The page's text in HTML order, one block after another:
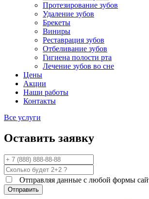
Протезирование зубов
Удаление зубов
Брекеты
Виниры
Реставрация зубов
Отбеливание зубов
Гигиена полости рта
Лечение зубов во сне
Цены
Акции
Наши работы
Контакты
Все услуги
Оставить заявку
Отправляя данные с любой формы